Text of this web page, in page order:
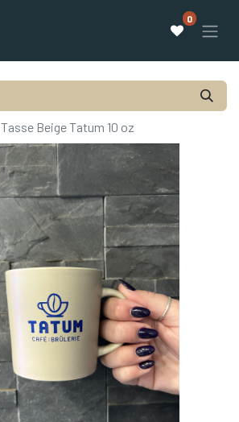
0
Tasse Beige Tatum 10 oz